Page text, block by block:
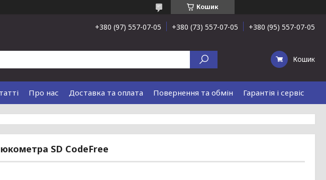
Кошик
+380 (97) 557-07-05 +380 (73) 557-07-05 +380 (95) 557-07-05
Кошик
Про нас Доставка та оплата Повернення та обмін Гарантія і сервіс
SD CodeFree